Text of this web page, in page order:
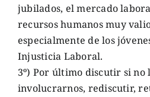
jubilados, el mercado
recursos humanos muy
especialmente de los
Injusticia Laboral.
3º) Por último discutir si no
involucrarnos, rediscutir,